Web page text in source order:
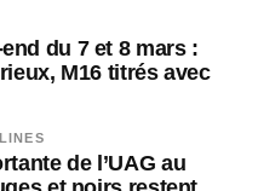
du 7 et 8 mars :
M16 titrés avec
de l’UAG au